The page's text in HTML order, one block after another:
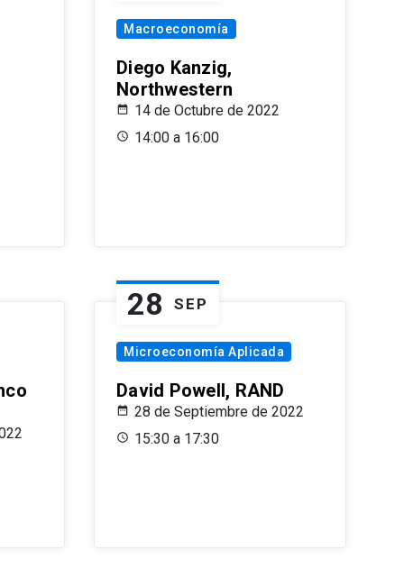
Macroeconomía
Diego Kanzig,
Northwestern
14 de Octubre de 2022
14:00 a 16:00
28 SEP
Microeconomía Aplicada
David Powell, RAND
28 de Septiembre de 2022
15:30 a 17:30